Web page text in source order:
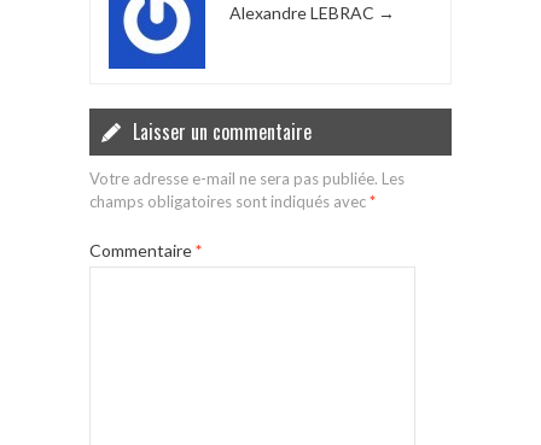
Alexandre LEBRAC →
Laisser un commentaire
Votre adresse e-mail ne sera pas publiée. Les
champs obligatoires sont indiqués avec*
Commentaire*